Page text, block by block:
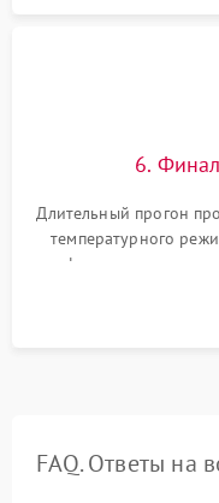
6.
Длительный прогон
температурного
фокуса,
таблицах. Проверка
FAQ. Ответы на